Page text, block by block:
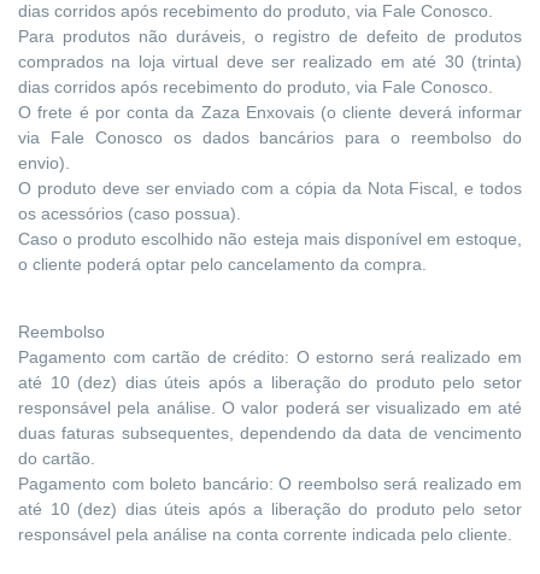
dias corridos após recebimento do produto, via Fale Conosco.
Para produtos não duráveis, o registro de defeito de produtos
comprados na loja virtual deve ser realizado em até 30 (trinta)
dias corridos após recebimento do produto, via Fale Conosco.
O frete é por conta da Zaza Enxovais (o cliente deverá informar
via Fale Conosco os dados bancários para o reembolso do
envio).
O produto deve ser enviado com a cópia da Nota Fiscal, e todos
os acessórios (caso possua).
Caso o produto escolhido não esteja mais disponível em estoque,
o cliente poderá optar pelo cancelamento da compra.
Reembolso
Pagamento com cartão de crédito: O estorno será realizado em
até 10 (dez) dias úteis após a liberação do produto pelo setor
responsável pela análise. O valor poderá ser visualizado em até
duas faturas subsequentes, dependendo da data de vencimento
do cartão.
Pagamento com boleto bancário: O reembolso será realizado em
até 10 (dez) dias úteis após a liberação do produto pelo setor
responsável pela análise na conta corrente indicada pelo cliente.